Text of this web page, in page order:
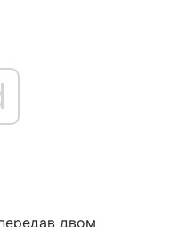
двом